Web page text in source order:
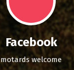
Facebook
motards welcome